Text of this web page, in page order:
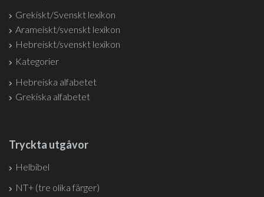
Grekiskt/Svenskt lexikon
Arameiskt/svenskt lexikon
Hebreiskt/svenskt lexikon
Kategorier
Hebreiska alfabetet
Grekiska alfabetet
Tryckta utgåvor
Helbibel
NT+ (tre olika färger)